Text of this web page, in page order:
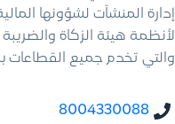
إدارة المنشآت لشؤونها
لأنظمة هيئة الزكاة
والتي تخدم جميع القطاعات
8004330088